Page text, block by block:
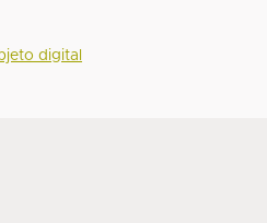
digital